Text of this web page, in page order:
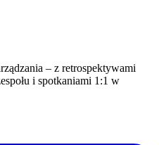
– z retrospektywami
i spotkaniami 1:1 w